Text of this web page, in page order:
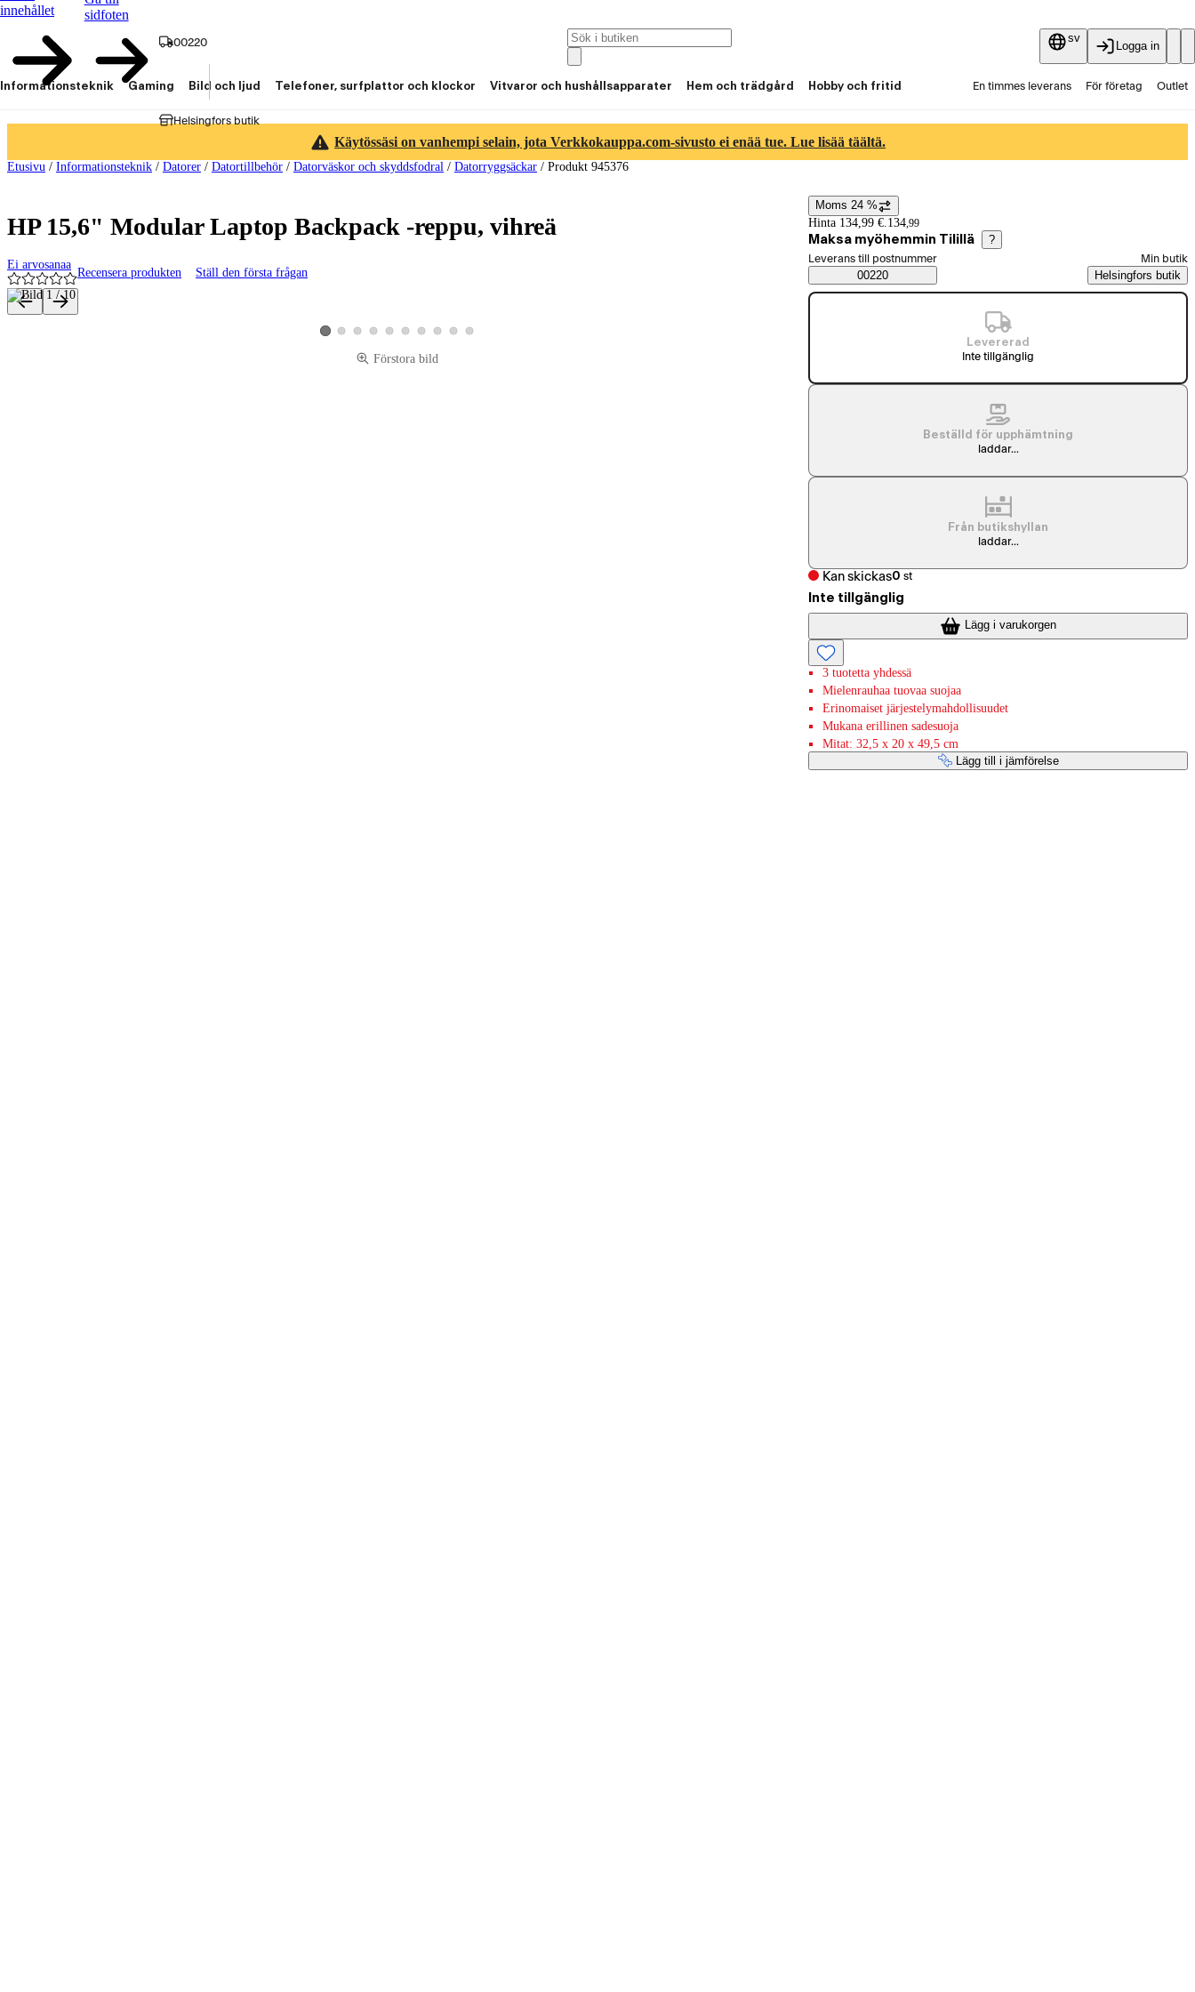
innehållet
sidfoten
00220
Helsingfors butik
sv
Logga in
Informationsteknik Gaming Bild och ljud Telefoner, surfplattor och klockor Vitvaror och hushållsapparater Hem och trädgård Hobby och fritid En timmes leverans För företag Outlet
Käytössäsi on vanhempi selain, jota Verkkokauppa.com-sivusto ei enää tue. Lue lisää täältä.
Etusivu / Informationsteknik / Datorer / Datortillbehör / Datorväskor och skyddsfodral / Datorryggsäckar / Produkt 945376
HP 15,6" Modular Laptop Backpack -reppu, vihreä
Ei arvosanaa
Recensera produkten Ställ den första frågan
Produktbilder och videor
Visa produktbild 1
Visa produktbild 2
Visa produktbild 3
Visa produktbild 4
Visa produktbild 5
Visa produktbild 6
Visa produktbild 7
Visa produktbild 8
Visa produktbild 9
Visa produktbild 10
Förstora bild
Prisinformation
Moms 24 %
Hinta 134,99 €. 134,99
Maksa myöhemmin Tilillä ?
Saatavuustiedot
Välj beställningssätt
Leverans till postnummer
00220
Min butik
Helsingfors butik
Levererad
Inte tillgänglig
Beställd för upphämtning
laddar...
Från butikshyllan
laddar...
Kan skickas0 st
Inte tillgänglig
Lägg i varukorgen
3 tuotetta yhdessä
Mielenrauhaa tuovaa suojaa
Erinomaiset järjestelymahdollisuudet
Mukana erillinen sadesuoja
Mitat: 32,5 x 20 x 49,5 cm
Lägg till i jämförelse